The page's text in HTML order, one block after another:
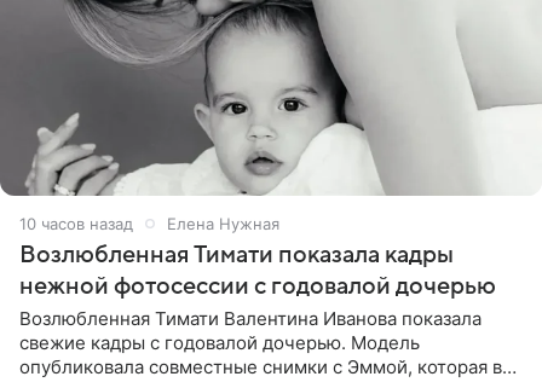
10 часов назад Елена Нужная
Возлюбленная Тимати показала кадры
нежной фотосессии с годовалой дочерью
Возлюбленная Тимати Валентина Иванова показала
свежие кадры с годовалой дочерью. Модель
опубликовала совместные снимки с Эммой, которая в